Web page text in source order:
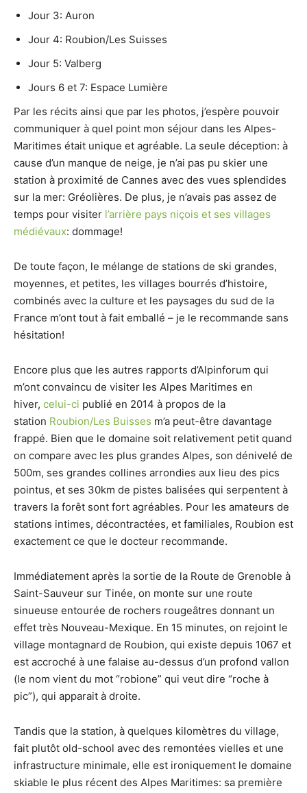
Jour 3: Auron
Jour 4: Roubion/Les Suisses
Jour 5: Valberg
Jours 6 et 7: Espace Lumière
Par les récits ainsi que par les photos, j’espère pouvoir
communiquer à quel point mon séjour dans les Alpes-
Maritimes était unique et agréable. La seule déception: à
cause d’un manque de neige, je n’ai pas pu skier une
station à proximité de Cannes avec des vues splendides
sur la mer: Gréolières. De plus, je n’avais pas assez de
temps pour visiter l’arrière pays niçois et ses villages
médiévaux: dommage!
De toute façon, le mélange de stations de ski grandes,
moyennes, et petites, les villages bourrés d’histoire,
combinés avec la culture et les paysages du sud de la
France m’ont tout à fait emballé – je le recommande sans
hésitation!
Encore plus que les autres rapports d’Alpinforum qui
m’ont convaincu de visiter les Alpes Maritimes en
hiver, celui-ci publié en 2014 à propos de la
station Roubion/Les Buisses m’a peut-être davantage
frappé. Bien que le domaine soit relativement petit quand
on compare avec les plus grandes Alpes, son dénivelé de
500m, ses grandes collines arrondies aux lieu des pics
pointus, et ses 30km de pistes balisées qui serpentent à
travers la forêt sont fort agréables. Pour les amateurs de
stations intimes, décontractées, et familiales, Roubion est
exactement ce que le docteur recommande.
Immédiatement après la sortie de la Route de Grenoble à
Saint-Sauveur sur Tinée, on monte sur une route
sinueuse entourée de rochers rougeâtres donnant un
effet très Nouveau-Mexique. En 15 minutes, on rejoint le
village montagnard de Roubion, qui existe depuis 1067 et
est accroché à une falaise au-dessus d’un profond vallon
(le nom vient du mot “robione” qui veut dire “roche à
pic”), qui apparait à droite.
Tandis que la station, à quelques kilomètres du village,
fait plutôt old-school avec des remontées vielles et une
infrastructure minimale, elle est ironiquement le domaine
skiable le plus récent des Alpes Maritimes: sa première